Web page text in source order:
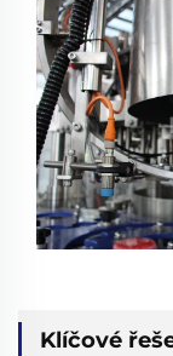
Klíčové